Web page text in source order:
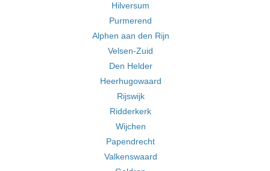
Hilversum
Purmerend
Alphen aan den Rijn
Velsen-Zuid
Den Helder
Heerhugowaard
Rijswijk
Ridderkerk
Wijchen
Papendrecht
Valkenswaard